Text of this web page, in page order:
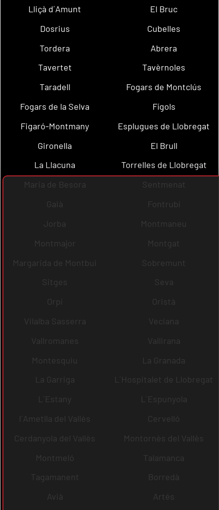
Lliçà d´Amunt
El Bruc
Dosrius
Cubelles
Tordera
Abrera
Tavertet
Tavèrnoles
Taradell
Fogars de Montclús
Fogars de la Selva
Fígols
Figaró-Montmany
Esplugues de Llobregat
Gironella
El Brull
La Llacuna
Torrelles de Llobregat
Maria de Besora
Sentmenat
Gaià
Fontrubí
Jorba
Montmaneu
Montmajor
Montgat
Margarida de Montbui
Sobremunt
Sitges
Seva
Orpí
Oristà
Vilalba Sasserra
Veciana
Vallromanes
Vallirana
Montesquiu
La Granada
La Garriga
L´Hospitalet de Llobregat
L´Estany
L´Espunyola
l´Ametlla del Vallès
Cervelló
Cerdanyola del Vallès
Montornès del Vallès
Montmeló
Talamanca
Tagamanent
Borredà
Avià
Artés